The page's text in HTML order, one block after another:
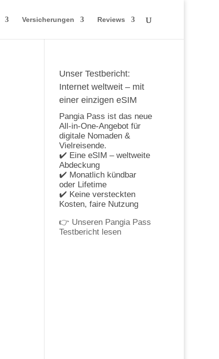
Versicherungen Reviews
Unser Testbericht:
Internet weltweit – mit
einer einzigen eSIM
Pangia Pass ist das neue
All-in-One-Angebot für
digitale Nomaden &
Vielreisende.
✔️ Eine eSIM – weltweite
Abdeckung
✔️ Monatlich kündbar
oder Lifetime
✔️ Keine versteckten
Kosten, faire Nutzung
👉 Unseren Pangia Pass
Testbericht lesen